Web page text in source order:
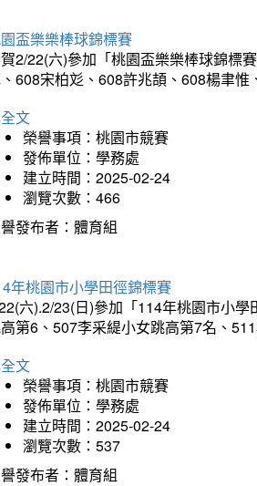
盃樂樂棒球錦標賽
2/22(六)參加「桃園盃樂樂棒球錦標
608宋柏彣、608許兆頡、608楊聿
文
榮譽事項：桃園市競賽
發佈單位：學務處
建立時間：2025-02-24
瀏覽次數：466
發布者：體育組
年桃園市小學田徑錦標賽
六).2/23(日)參加「114年桃園市小
第6、507李采緹小女跳高第7名、
文
榮譽事項：桃園市競賽
發佈單位：學務處
建立時間：2025-02-24
瀏覽次數：537
發布者：體育組